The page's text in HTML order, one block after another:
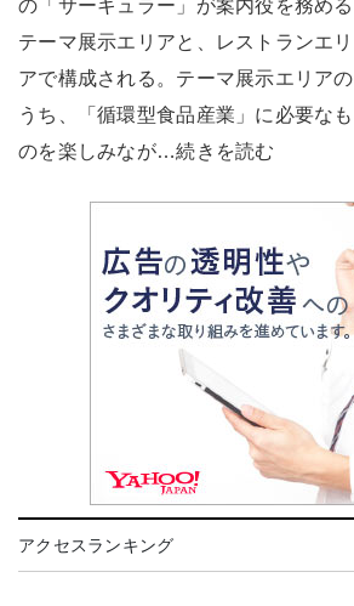
の「サーキュラー」が案内役を務める
テーマ展示エリアと、レストランエリ
アで構成される。テーマ展示エリアの
うち、「循環型食品産業」に必要なも
のを楽しみなが…続きを読む
アクセスランキング